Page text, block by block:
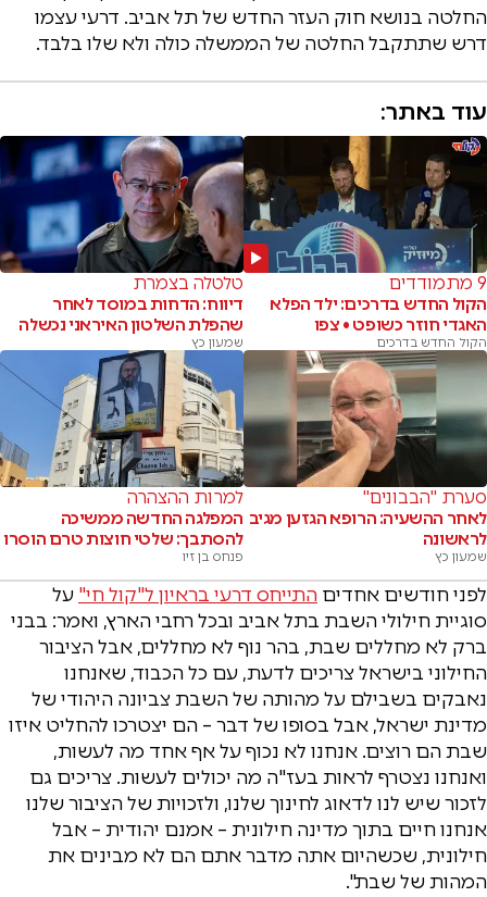
החלטה בנושא חוק העזר החדש של תל אביב. דרעי עצמו
דרש שתתקבל החלטה של הממשלה כולה ולא שלו בלבד.
עוד באתר:
9 מתמודדים
הקול החדש בדרכים: ילד הפלא
האגדי חוזר כשופט • צפו
הקול החדש בדרכים
טלטלה בצמרת
דיווח: הדחות במוסד לאחר
שהפלת השלטון האיראני נכשלה
שמעון כץ
סערת "הבבונים"
לאחר ההשעיה: הרופא הגזען מגיב
לראשונה
שמעון כץ
למרות ההצהרה
המפלגה החדשה ממשיכה
להסתבך: שלטי חוצות טרם הוסרו
פנחס בן זיו
לפני חודשים אחדים התייחס דרעי בראיון ל"קול חי" על
סוגיית חילולי השבת בתל אביב ובכל רחבי הארץ, ואמר: בבני
ברק לא מחללים שבת, בהר נוף לא מחללים, אבל הציבור
החילוני בישראל צריכים לדעת, עם כל הכבוד, שאנחנו
נאבקים בשבילם על מהותה של השבת צביונה היהודי של
מדינת ישראל, אבל בסופו של דבר – הם יצטרכו להחליט איזו
שבת הם רוצים. אנחנו לא נכוף על אף אחד מה לעשות,
ואנחנו נצטרף לראות בעז"ה מה יכולים לעשות. צריכים גם
לזכור שיש לנו לדאוג לחינוך שלנו, ולזכויות של הציבור שלנו
אנחנו חיים בתוך מדינה חילונית – אמנם יהודית – אבל
חילונית, שכשהיום אתה מדבר אתם הם לא מבינים את
המהות של שבת".